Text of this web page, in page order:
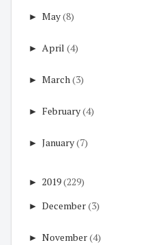
► May(8)
► April (4)
► March(3)
► February(4)
► January(7)
► 2019(229)
► December(3)
► November(4)